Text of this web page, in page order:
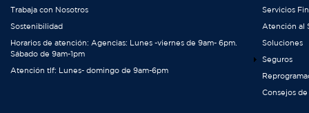
Trabaja con Nosotros
Sostenibilidad
Horarios de atención: Agencias: Lunes -viernes de 9am- 6pm.
Sábado de 9am-1pm
Atención tlf: Lunes- domingo de 9am-6pm
Servicios
Atención al
Soluciones
Seguros
Consejos